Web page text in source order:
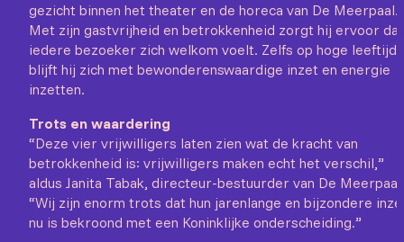
gezicht binnen het theater en de horeca van De Meerpaal.
Met zijn gastvrijheid en betrokkenheid zorgt hij ervoor dat
iedere bezoeker zich welkom voelt. Zelfs op hoge leeftijd
blijft hij zich met bewonderenswaardige inzet en energie
inzetten.
Trots en waardering
“Deze vier vrijwilligers laten zien wat de kracht van
betrokkenheid is: vrijwilligers maken echt het verschil,”
aldus Janita Tabak, directeur-bestuurder van De Meerpaal.
“Wij zijn enorm trots dat hun jarenlange en bijzondere
nu is bekroond met een Koninklijke onderscheiding.”